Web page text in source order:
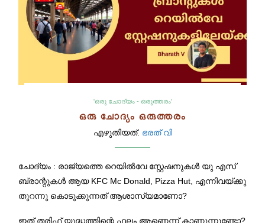
'ഒരു ചോദ്യം - ഒരുത്തരം'
ഒരു ചോദ്യം ഒരുത്തരം
എഴുതിയത്. ഭരത് വി
ചോദ്യം : രാജ്യത്തെ റെയിൽവേ സ്റ്റേഷനുകൾ യു എസ്
ബ്രാന്റുകൾ ആയ KFC Mc Donald, Pizza Hut, എന്നിവയ്ക്കു
തുറന്നു കൊടുക്കുന്നത് ആശാസ്യമാണോ?
ഇത് തരിഫ് യുദ്ധത്തിന്റെ ഫലം ആണെന്ന് കാണുന്നുണ്ടോ?